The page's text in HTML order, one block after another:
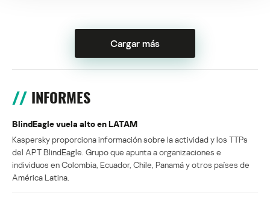
Cargar más
INFORMES
BlindEagle vuela alto en LATAM
Kaspersky proporciona información sobre la actividad y los TTPs
del APT BlindEagle. Grupo que apunta a organizaciones e
individuos en Colombia, Ecuador, Chile, Panamá y otros países de
América Latina.